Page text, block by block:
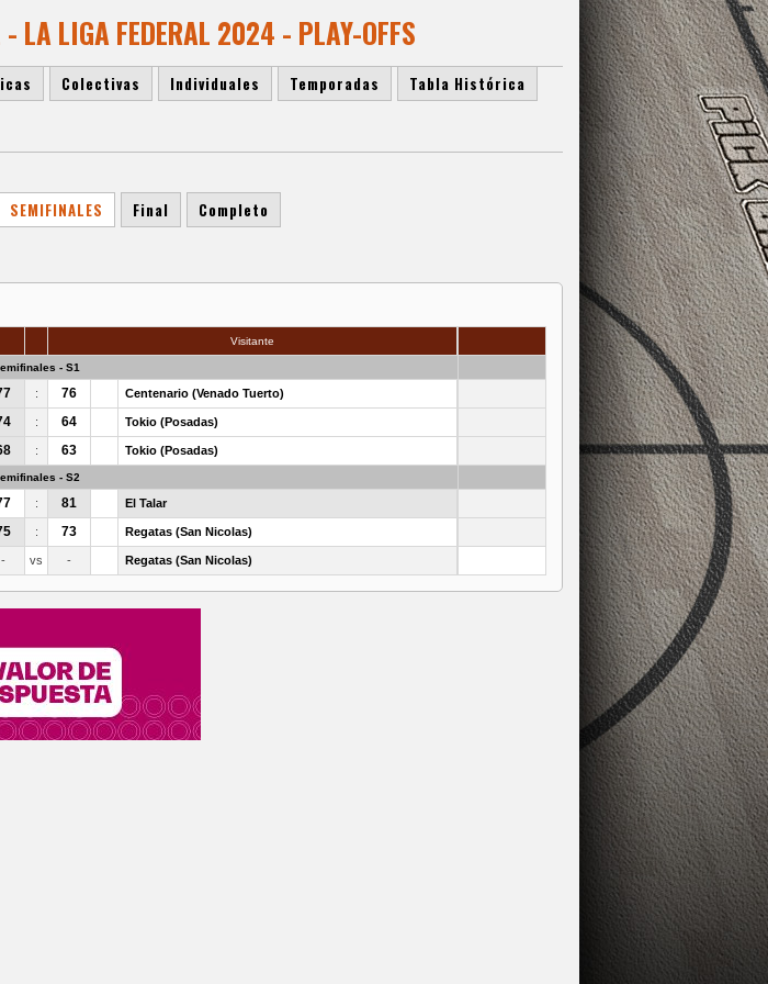
- LA LIGA FEDERAL 2024 - PLAY-OFFS
Colectivas Individuales Temporadas Tabla Histórica
SEMIFINALES Final Completo
Visitante
- S1
: 76 Centenario (Venado Tuerto)
: 64 Tokio (Posadas)
: 63 Tokio (Posadas)
- S2
: 81 El Talar
: 73 Regatas (San Nicolas)
- vs - Regatas (San Nicolas)